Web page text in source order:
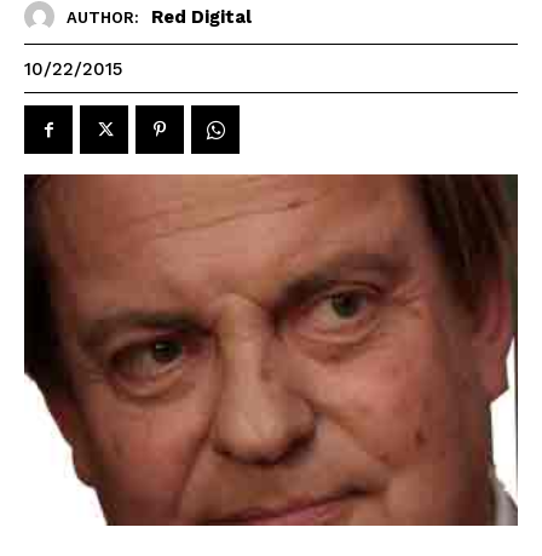
AUTHOR: Red Digital
10/22/2015